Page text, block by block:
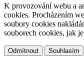
K provozování webu a
cookies. Procházením
soubory cookies
souborech cookies, jak
Odmítnout Souhlasím